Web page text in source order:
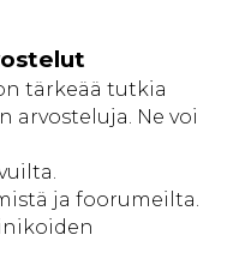
tärkeää tutkia
arvosteluja. Ne voi
ja foorumeilta.